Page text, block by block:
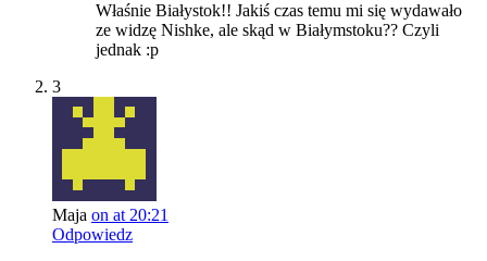
Właśnie Białystok!! Jakiś czas temu mi się wydawało
ze widzę Nishke, ale skąd w Białymstoku?? Czyli
jednak :p
3
Maja on at 20:21
Odpowiedz